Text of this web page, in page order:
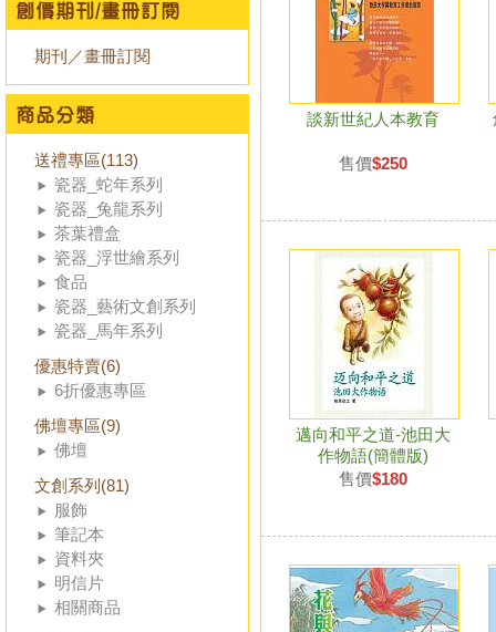
期刊／畫冊訂閱
送禮專區(113)
瓷器_蛇年系列
瓷器_兔龍系列
茶葉禮盒
瓷器_浮世繪系列
食品
瓷器_藝術文創系列
瓷器_馬年系列
優惠特賣(6)
6折優惠專區
佛壇專區(9)
佛壇
文創系列(81)
服飾
筆記本
資料夾
明信片
相關商品
談新世紀人本教育
售價$250
邁向和平之道-池田大
作物語(簡體版)
售價$180